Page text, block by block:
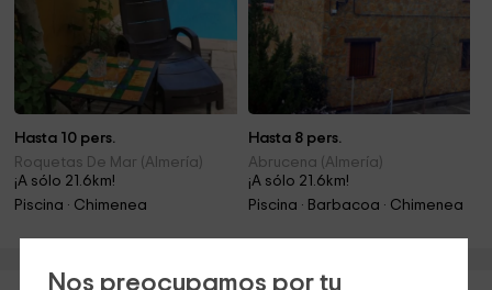
Nos preocupamos por tu
Hasta 10 pers.
Roquetas De Mar (Almería)
¡A sólo 21.6km!
Piscina · Chimenea
Hasta 8 pers.
Abrucena (Almería)
¡A sólo 21.6km!
Piscina · Barbacoa · Chimenea